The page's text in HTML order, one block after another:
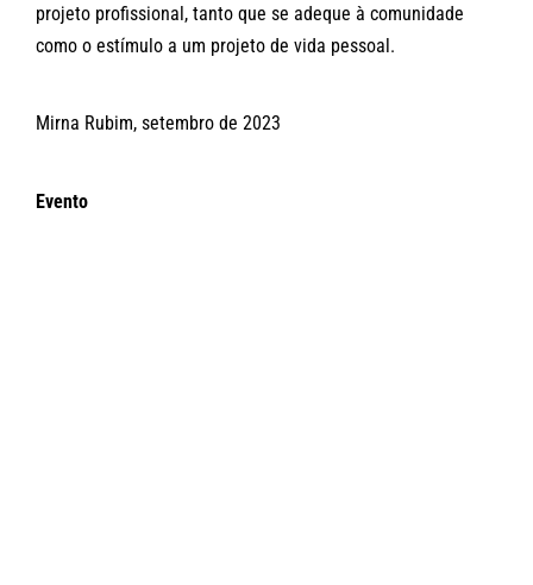
projeto profissional, tanto que se adeque à comunidade
como o estímulo a um projeto de vida pessoal.
Mirna Rubim, setembro de 2023
Evento